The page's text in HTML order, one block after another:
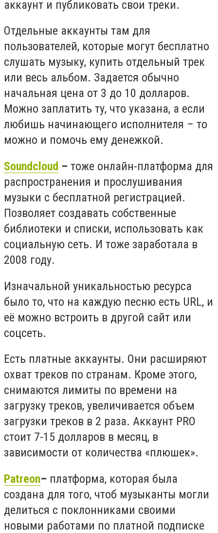
аккаунт и публиковать свои треки.
Отдельные аккаунты там для
пользователей, которые могут бесплатно
слушать музыку, купить отдельный трек
или весь альбом. Задается обычно
начальная цена от 3 до 10 долларов.
Можно заплатить ту, что указана, а если
любишь начинающего исполнителя – то
можно и помочь ему денежкой.
Soundcloud – тоже онлайн-платформа для
распространения и прослушивания
музыки с бесплатной регистрацией.
Позволяет создавать собственные
библиотеки и списки, использовать как
социальную сеть. И тоже заработала в
2008 году.
Изначальной уникальностью ресурса
было то, что на каждую песню есть URL, и
её можно встроить в другой сайт или
соцсеть.
Есть платные аккаунты. Они расширяют
охват треков по странам. Кроме этого,
снимаются лимиты по времени на
загрузку треков, увеличивается объем
загрузки треков в 2 раза. Аккаунт PRO
стоит 7-15 долларов в месяц, в
зависимости от количества «плюшек».
Patreon– платформа, которая была
создана для того, чтоб музыканты могли
делиться с поклонниками своими
новыми работами по платной подписке